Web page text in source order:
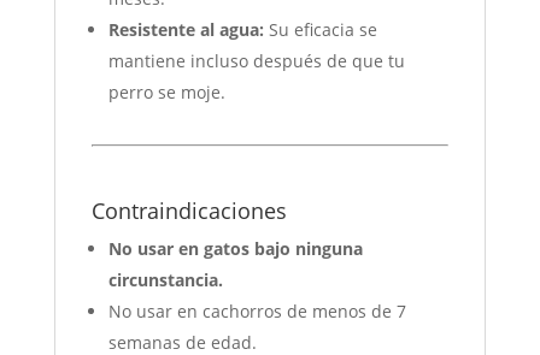
Resistente al agua: Su eficacia se
mantiene incluso después de que tu
perro se moje.
Contraindicaciones
No usar en gatos bajo ninguna
circunstancia.
No usar en cachorros de menos de 7
semanas de edad.